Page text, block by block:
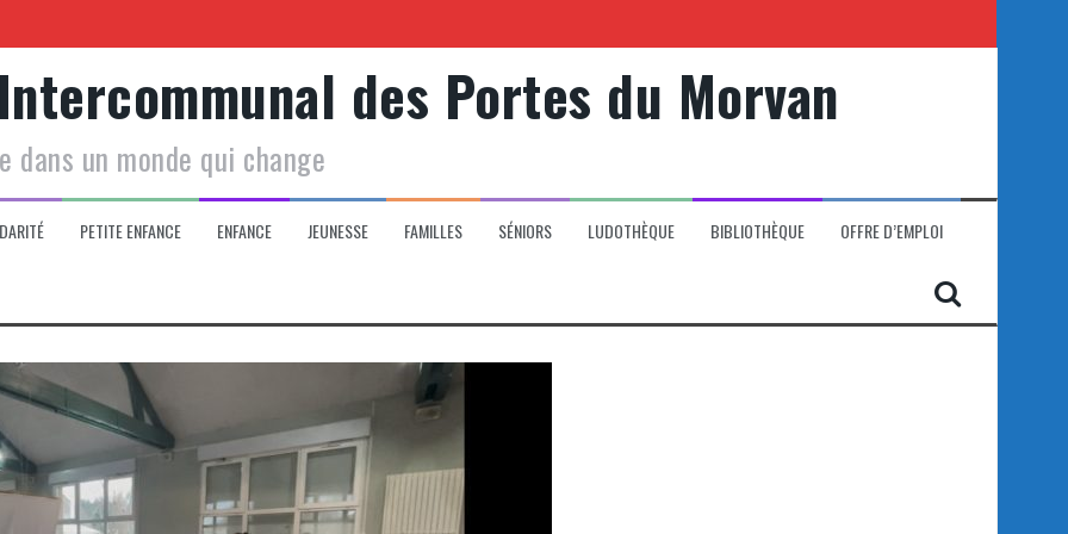
social
votre enfant
des Portes du Morvan
un monde qui change
PETITE ENFANCE ENFANCE JEUNESSE FAMILLES SÉNIORS LUDOTHÈQUE BIBLIOTHÈQUE OFFRE D’EMPLOI